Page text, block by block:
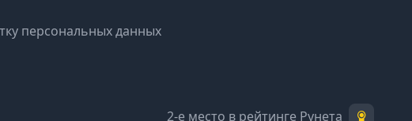
персональных данных
2-е место в рейтинге Рунета